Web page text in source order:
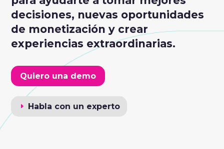
decisiones, nuevas oportunidades
de monetización y crear
experiencias extraordinarias.
Quiero una demo
Habla con un experto